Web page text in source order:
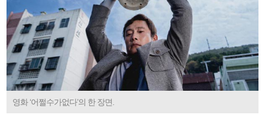
영화 ‘어쩔수가없다’의 한 장면.